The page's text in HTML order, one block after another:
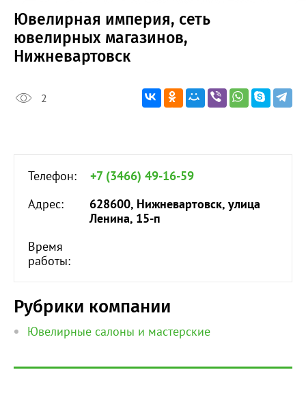
Ювелирная империя, сеть
ювелирных магазинов,
Нижневартовск
2
Телефон:
+7 (3466) 49-16-59
Адрес:
628600, Нижневартовск, улица
Ленина, 15-п
Время
работы:
Рубрики компании
Ювелирные салоны и мастерские